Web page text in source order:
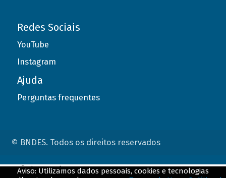
Redes Sociais
YouTube
Instagram
Ajuda
Perguntas frequentes
© BNDES. Todos os direitos reservados
Aviso: Utilizamos dados pessoais, cookies e tecnologias
ConteÃºdo complementar